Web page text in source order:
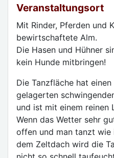
Veranstaltungsort
Mit Rinder, Pferden und
bewirtschaftete Alm.
Die Hasen und Hühner
kein Hunde mitbringen!
Die Tanzfläche hat
gelagerten
und ist mit einem reinen
Wenn das Wetter sehr
offen und man tanzt wie
dem Zeltdach wird die